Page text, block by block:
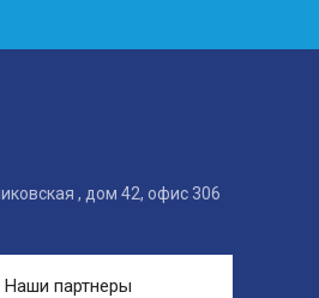
, дом 42, офис 306
Наши партнеры